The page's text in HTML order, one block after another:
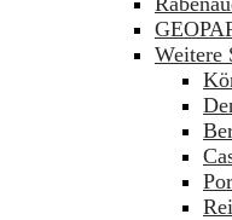
Weitere